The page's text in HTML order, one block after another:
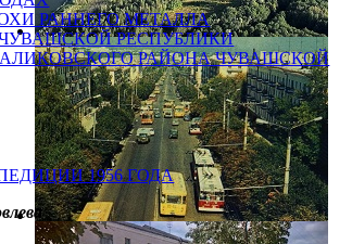
РАННЕГО МЕТАЛЛА
РЕСПУБЛИКИ
РАЙОНА ЧУВАШСКОЙ
1956 ГОДА